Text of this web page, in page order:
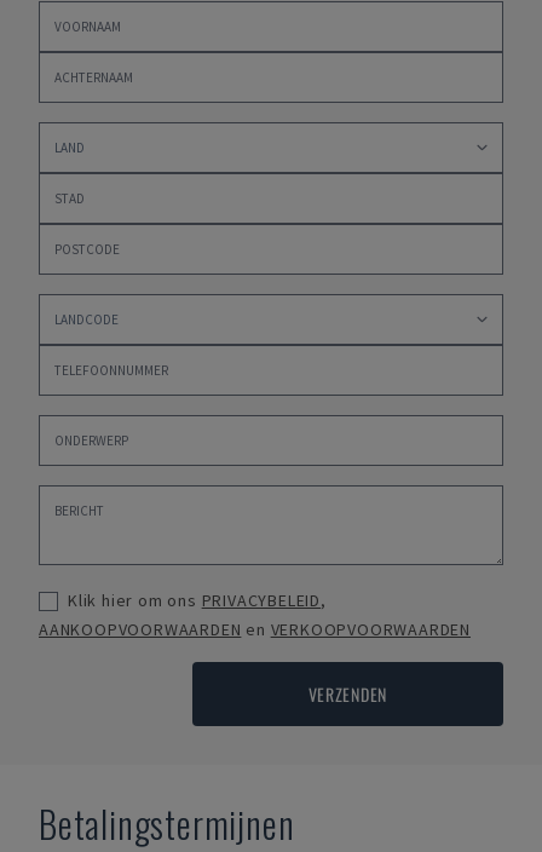
Klik hier om ons PRIVACYBELEID,
AANKOOPVOORWAARDEN en VERKOOPVOORWAARDEN
VERZENDEN
Betalingstermijnen